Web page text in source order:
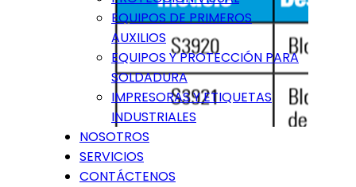
EQUIPOS DE PRIMEROS
AUXILIOS
EQUIPOS Y PROTECCIÓN PARA
SOLDADURA
IMPRESORAS Y ETIQUETAS
INDUSTRIALES
NOSOTROS
SERVICIOS
CONTÁCTENOS